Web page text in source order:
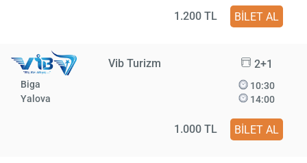
1.200 TL BİLET AL
Vib Turizm 2+1
Biga
Yalova
10:30
14:00
1.000 TL BİLET AL